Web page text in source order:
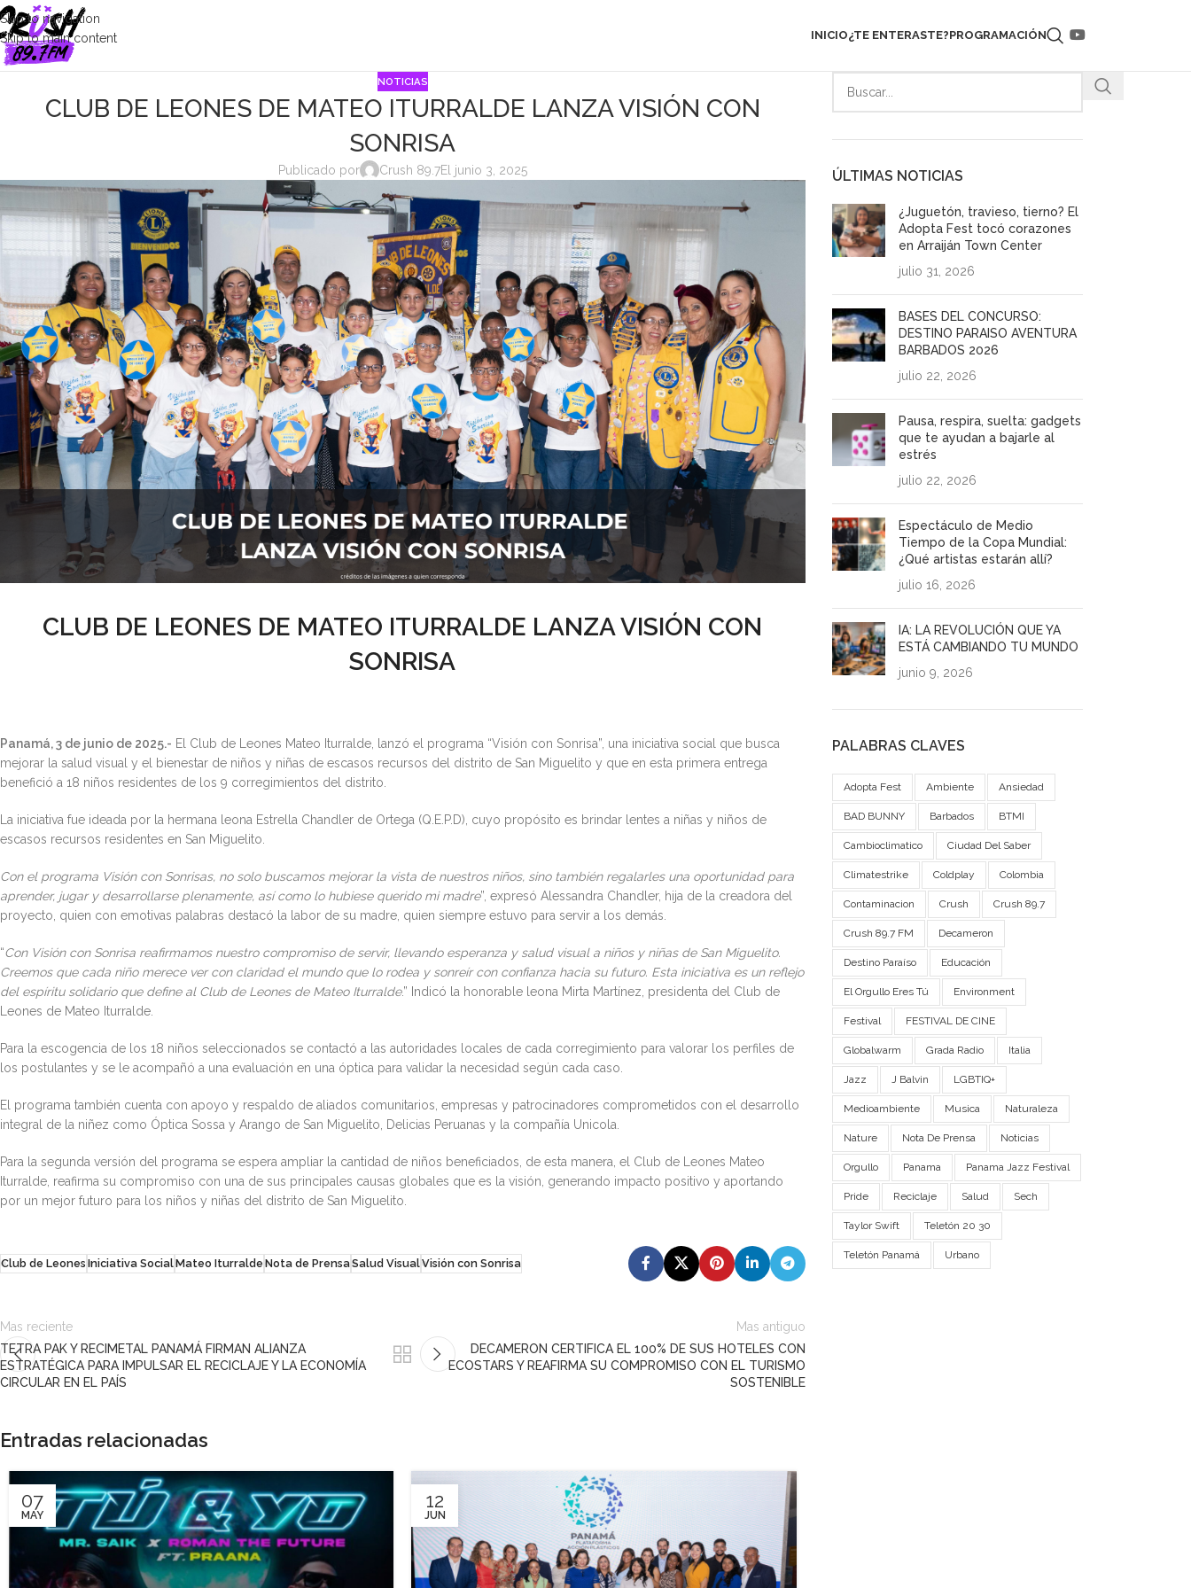
Skip to navigation
Skip to main content
INICIO¿TE ENTERASTE?PROGRAMACIÓN
NOTICIAS
CLUB DE LEONES DE MATEO ITURRALDE LANZA VISIÓN CON
SONRISA
Publicado por Crush 89.7El junio 3, 2025
CLUB DE LEONES DE MATEO ITURRALDE LANZA VISIÓN CON
SONRISA
Panamá, 3 de junio de 2025.- El Club de Leones Mateo Iturralde, lanzó el programa “Visión con Sonrisa”, una iniciativa social que busca
mejorar la salud visual y el bienestar de niños y niñas de escasos recursos del distrito de San Miguelito y que en esta primera entrega
benefició a 18 niños residentes de los 9 corregimientos del distrito.
La iniciativa fue ideada por la hermana leona Estrella Chandler de Ortega (Q.E.P.D), cuyo propósito es brindar lentes a niñas y niños de
escasos recursos residentes en San Miguelito.
Con el programa Visión con Sonrisas, no solo buscamos mejorar la vista de nuestros niños, sino también regalarles una oportunidad para
aprender, jugar y desarrollarse plenamente, así como lo hubiese querido mi madre”, expresó Alessandra Chandler, hija de la creadora del
proyecto, quien con emotivas palabras destacó la labor de su madre, quien siempre estuvo para servir a los demás.
“Con Visión con Sonrisa reafirmamos nuestro compromiso de servir, llevando esperanza y salud visual a niños y niñas de San Miguelito.
Creemos que cada niño merece ver con claridad el mundo que lo rodea y sonreír con confianza hacia su futuro. Esta iniciativa es un reflejo
del espíritu solidario que define al Club de Leones de Mateo Iturralde.” Indicó la honorable leona Mirta Martínez, presidenta del Club de
Leones de Mateo Iturralde.
Para la escogencia de los 18 niños seleccionados se contactó a las autoridades locales de cada corregimiento para valorar los perfiles de
los postulantes y se le acompañó a una evaluación en una óptica para validar la necesidad según cada caso.
El programa también cuenta con apoyo y respaldo de aliados comunitarios, empresas y patrocinadores comprometidos con el desarrollo
integral de la niñez como Óptica Sossa y Arango de San Miguelito, Delicias Peruanas y la compañía Unicola.
Para la segunda versión del programa se espera ampliar la cantidad de niños beneficiados, de esta manera, el Club de Leones Mateo
Iturralde, reafirma su compromiso con una de sus principales causas globales que es la visión, generando impacto positivo y aportando
por un mejor futuro para los niños y niñas del distrito de San Miguelito.
Club de Leones Iniciativa SocialMateo Iturralde Nota de PrensaSalud VisualVisión con Sonrisa
Mas reciente
TETRA PAK Y RECIMETAL PANAMÁ FIRMAN ALIANZA
ESTRATÉGICA PARA IMPULSAR EL RECICLAJE Y LA ECONOMÍA
CIRCULAR EN EL PAÍS
Mas antiguo
DECAMERON CERTIFICA EL 100% DE SUS HOTELES CON
ECOSTARS Y REAFIRMA SU COMPROMISO CON EL TURISMO
SOSTENIBLE
Entradas relacionadas
07
MAY
12
JUN
ÚLTIMAS NOTICIAS
¿Juguetón, travieso, tierno? El
Adopta Fest tocó corazones
en Arraiján Town Center
julio 31, 2026
BASES DEL CONCURSO:
DESTINO PARAISO AVENTURA
BARBADOS 2026
julio 22, 2026
Pausa, respira, suelta: gadgets
que te ayudan a bajarle al
estrés
julio 22, 2026
Espectáculo de Medio
Tiempo de la Copa Mundial:
¿Qué artistas estarán allí?
julio 16, 2026
IA: LA REVOLUCIÓN QUE YA
ESTÁ CAMBIANDO TU MUNDO
junio 9, 2026
PALABRAS CLAVES
Adopta Fest Ambiente Ansiedad
BAD BUNNY Barbados BTMI
Cambioclimatico Ciudad Del Saber
Climatestrike Coldplay Colombia
Contaminacion Crush Crush 89.7
Crush 89.7 FM Decameron
Destino Paraíso Educación
El Orgullo Eres Tú Environment
Festival FESTIVAL DE CINE
Globalwarm Grada Radio Italia
Jazz J Balvin LGBTIQ+
Medioambiente Musica Naturaleza
Nature Nota De Prensa Noticias
Orgullo Panama Panama Jazz Festival
Pride Reciclaje Salud Sech
Taylor Swift Teletón 20 30
Teletón Panamá Urbano